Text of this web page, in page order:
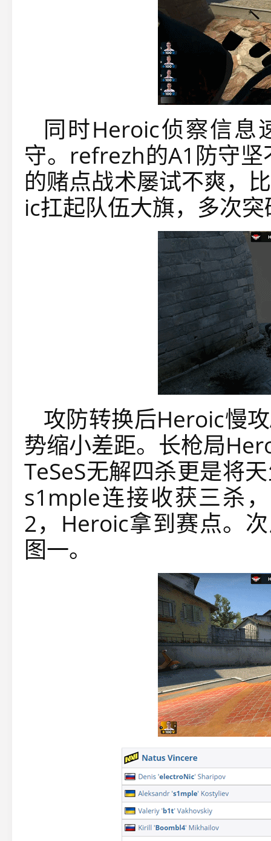
同时Heroic侦察信息
守。refrezh的A1防守
的赌点战术屡试不爽，
ic扛起队伍大旗，多次
攻防转换后Heroic慢
势缩小差距。长枪局
TeSeS无解四杀更是将
s1mple连接收获三杀
2，Heroic拿到赛点。
图一。